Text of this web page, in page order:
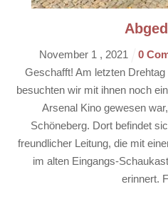
November 1 , 2021 0
Geschafft! Am letzten
besuchten wir mit ihnen noch
Arsenal Kino gewesen
Schöneberg. Dort befindet
freundlicher Leitung, die mit
im alten Eingangs-
erinnert.